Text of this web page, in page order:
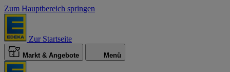
Zum Hauptbereich springen
Zur Startseite
Markt & Angebote Menü